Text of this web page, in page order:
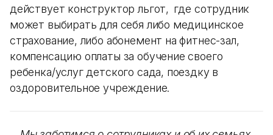
действует конструктор льгот, где сотрудник
может выбирать для себя либо медицинское
страхование, либо абонемент на фитнес-зал,
компенсацию оплаты за обучение своего
ребенка/услуг детского сада, поездку в
оздоровительное учреждение.